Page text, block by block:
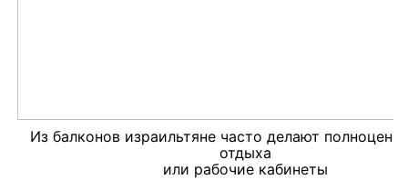
Из балконов израильтяне часто делают
отдыха
или рабочие кабинеты